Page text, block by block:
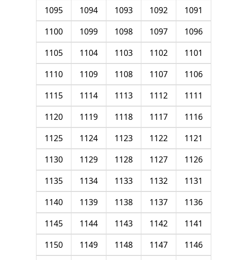
1091
1092
1093
1094
1095
1096
1097
1098
1099
1100
1101
1102
1103
1104
1105
1106
1107
1108
1109
1110
1111
1112
1113
1114
1115
1116
1117
1118
1119
1120
1121
1122
1123
1124
1125
1126
1127
1128
1129
1130
1131
1132
1133
1134
1135
1136
1137
1138
1139
1140
1141
1142
1143
1144
1145
1146
1147
1148
1149
1150